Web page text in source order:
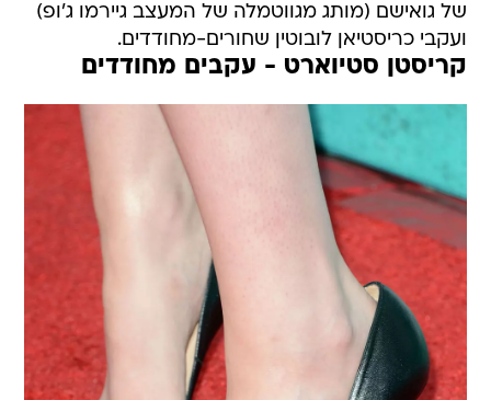
של גואישם (מותג מגווטמלה של המעצב גיירמו ג'ופ)
ועקבי כריסטיאן לובוטין שחורים-מחודדים.
קריסטן סטיוארט - עקבים מחודדים